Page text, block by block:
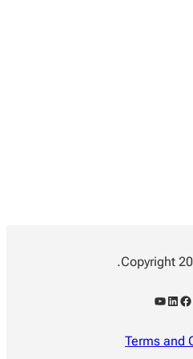
Facebook
LinkedIn
YouTube
Terms and